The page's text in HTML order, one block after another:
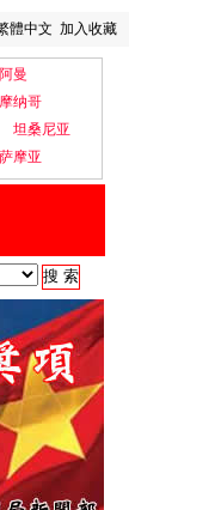
體中文 加入收藏
阿曼
摩纳哥
坦桑尼亚
萨摩亚